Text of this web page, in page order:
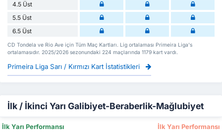
4.5 Üst
5.5 Üst
6.5 Üst
CD Tondela ve Rio Ave için Tüm Maç Kartları. Lig ortalaması Primeira Liga's
ortalamasıdır. 2025/2026 sezonundaki 224 maçlarında 1179 kart vardı.
Primeira Liga Sarı / Kırmızı Kart İstatistikleri
İlk / İkinci Yarı Galibiyet-Beraberlik-Mağlubiyet
İlk Yarı Performansı İlk Yarı Performansı